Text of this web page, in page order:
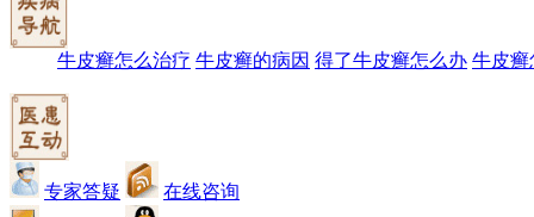
牛皮癣怎么治疗 牛皮癣的病因 得了牛皮癣怎么办 牛皮癣
专家答疑
在线咨询